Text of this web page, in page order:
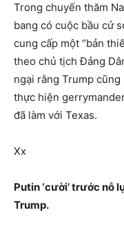
Trong chuyến thăm
bang có cuộc bầu cử
cung cấp một “bản
theo chủ tịch Đảng
ngại rằng Trump
thực hiện
đã làm với Texas.
Xx
Putin ‘cười’ trước nỗ
Trump.